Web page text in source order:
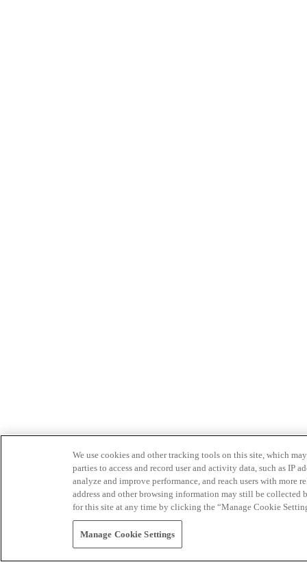
We use cookies and other tracking tools on this site, which
parties to access and record user and activity data, such as IP
analyze and improve performance, and reach users with
address and other browsing information may still be collected
for this site at any time by clicking the “Manage Cookie
Manage Cookie Settings